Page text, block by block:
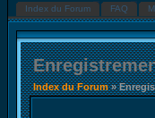
Index du Forum FAQ
Index du Forum»